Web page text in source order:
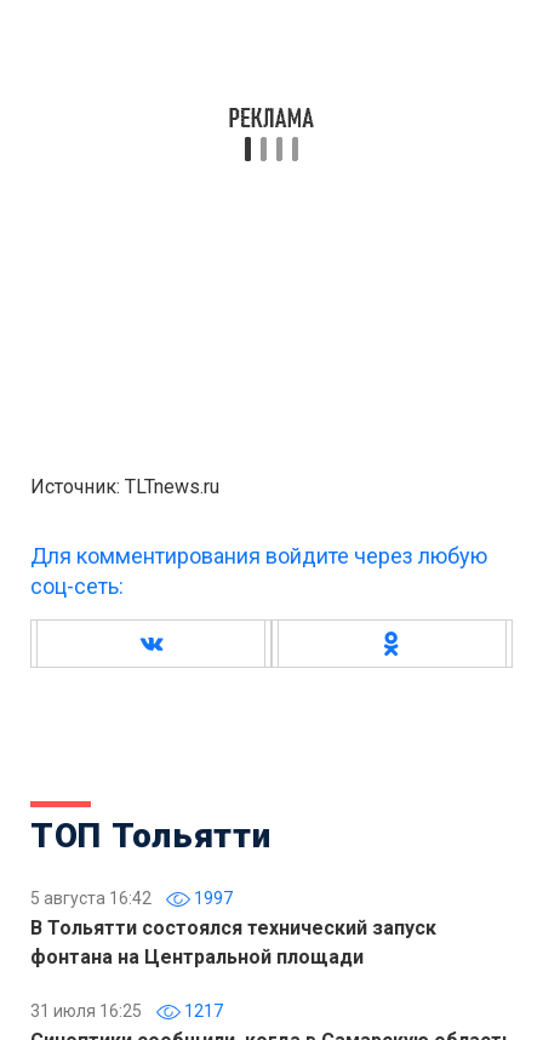
Источник: TLTnews.ru
Для комментирования войдите через любую
соц-сеть:
ТОП Тольятти
5 августа 16:42 1997
В Тольятти состоялся технический запуск
фонтана на Центральной площади
31 июля 16:25 1217